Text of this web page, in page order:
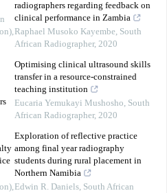
,
,
radiographers regarding feedback on
clinical performance in Zambia
Raphael Musoko Kayembe, South
African Radiographer, 2020
Optimising clinical ultrasound skills
transfer in a resource-constrained
teaching institution
Eucaria Yemukayi Mushosho, South
African Radiographer, 2020
Exploration of reflective practice
among final year radiography
students during rural placement in
Northern Namibia
Edwin R. Daniels, South African